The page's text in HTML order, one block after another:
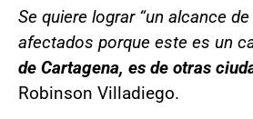
Se quiere lograr “un alcance
afectados porque este es un
de Cartagena, es de otras
Robinson Villadiego.